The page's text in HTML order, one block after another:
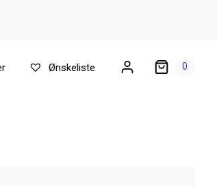
0
Ønskeliste